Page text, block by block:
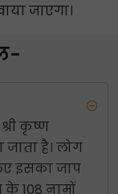
जाएगा।
कृष्ण
है। लोग
इसका जाप
108 नामों